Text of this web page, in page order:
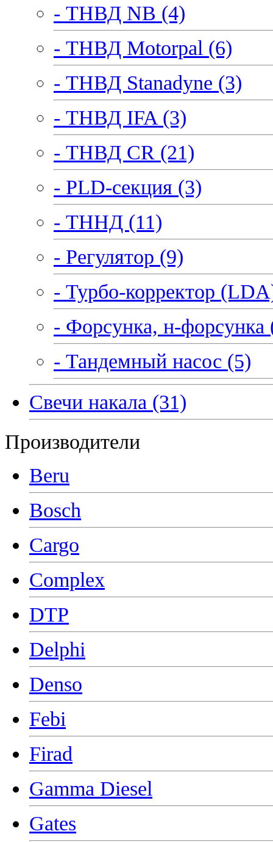
- ТНВД NB (4)
- ТНВД Motorpal (6)
- ТНВД Stanadyne (3)
- ТНВД IFA (3)
- ТНВД CR (21)
- PLD-секция (3)
- ТННД (11)
- Регулятор (9)
- Турбо-корректор
- Форсунка, н-форсунка
- Тандемный насос (5)
Свечи накала (31)
Производители
Beru
Bosch
Cargo
Complex
DTP
Delphi
Denso
Febi
Firad
Gamma Diesel
Gates